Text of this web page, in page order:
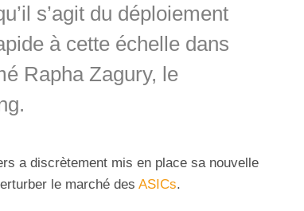
s’agit du déploiement
à cette échelle dans
Rapha Zagury, le
a discrètement mis en place sa nouvelle
le marché des ASICs.